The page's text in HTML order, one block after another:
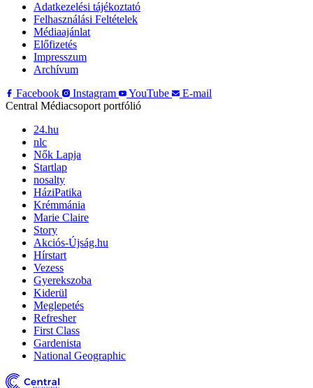
Adatkezelési tájékoztató
Felhasználási Feltételek
Médiaajánlat
Előfizetés
Impresszum
Archívum
Facebook
Instagram YouTube
E-mail
Central Médiacsoport portfólió
24.hu
nlc
Nők Lapja
Startlap
nosalty
HáziPatika
Krémmánia
Marie Claire
Story
Akciós-Újság.hu
Hírstart
Vezess
Gyerekszoba
Kiderül
Meglepetés
Refresher
First Class
Gardenista
National Geographic